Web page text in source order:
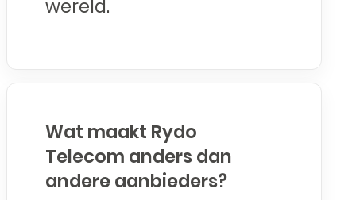
wereld.
Wat maakt Rydo
Telecom anders dan
andere aanbieders?